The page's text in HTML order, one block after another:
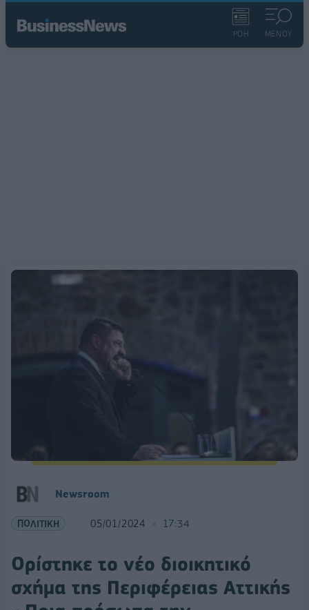
ΡΟΗ ΜΕΝΟΥ
Newsroom
ΠΟΛΙΤΙΚΗ 05/01/2024 17:34
Ορίστηκε το νέο διοικητικό
σχήμα της Περιφέρειας Αττικής